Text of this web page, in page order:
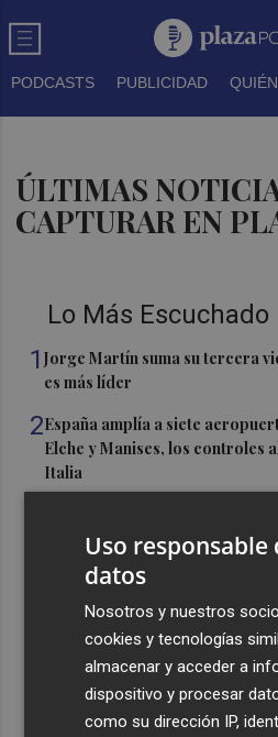
PODCASTS PUBLICIDAD
ÚLTIMAS
CAPTURAR EN
Lo Más Escuchado
1Jorge Martín suma su tercera
es más líder
2España amplía a siete
Elche y Manises, los controles
Italia
del legado de Jaume I
Una gran cadena humana de
vuelve a abrazar en las playas
Levantan el confinamiento del
de Sierra Engarcerán por el
Uso responsable
datos
Nosotros y nuestros
cookies y tecnologías
almacenar y acceder a
dispositivo y procesar
como su dirección IP,